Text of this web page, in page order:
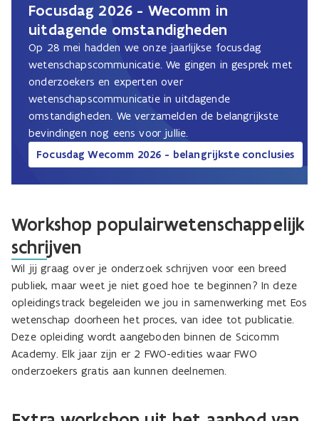
Focusdag 2026 - Wecomm in
uitdagende omstandigheden
Op 28 mei hadden we onze jaarlijkse focusdag
wetenschapscommunicatie. We gingen in gesprek met
onderzoekers en experten over
wetenschapscommunicatie in uitdagende
omstandigheden. We verzamelden de belangrijkste
bevindingen nog eens voor jullie.
Focusdag Wecomm 2026 - belangrijkste conclusies
Workshop populairwetenschappelijk
schrijven
Wil jij graag over je onderzoek schrijven voor een breed
publiek, maar weet je niet goed hoe te beginnen? In deze
opleidingstrack begeleiden we jou in samenwerking met Eos
wetenschap doorheen het proces, van idee tot publicatie.
Deze opleiding wordt aangeboden binnen de Scicomm
Academy. Elk jaar zijn er 2 FWO-edities waar FWO
onderzoekers gratis aan kunnen deelnemen.